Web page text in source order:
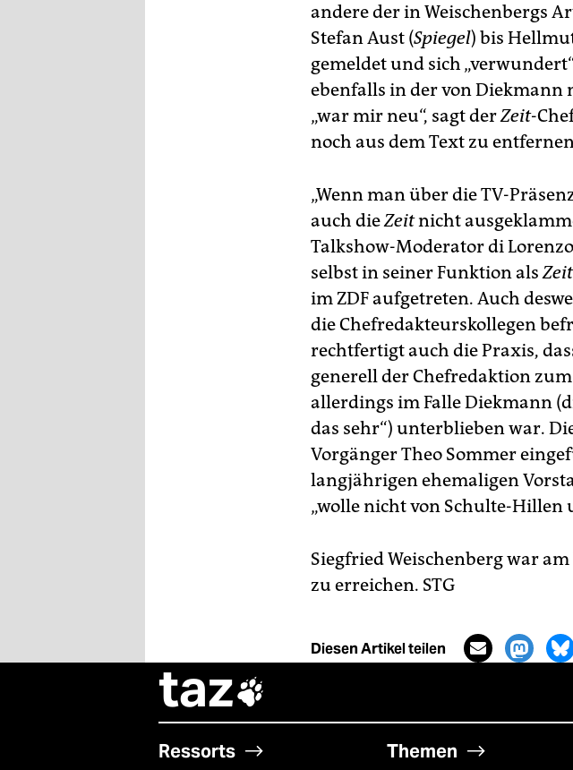
andere der in Weischenbergs
Stefan Aust (Spiegel) bis
gemeldet und sich
ebenfalls in der von Diekmann
„war mir neu“, sagt derZeit-
noch aus dem Text zu
„Wenn man über die TV-
auch dieZeitnicht
Talkshow-Moderator di
selbst in seiner Funktion alsZeit
im ZDF aufgetreten. Auch
die Chefredakteurskollegen
rechtfertigt auch die Praxis,
generell der Chefredaktion
allerdings im Falle Diekmann
das sehr“) unterblieben war.
Vorgänger Theo Sommer
langjährigen ehemaligen
„wolle nicht von Schulte-Hillen
Siegfried Weischenberg war
zu erreichen. STG
Diesen Artikel teilen
taz
Ressorts Themen